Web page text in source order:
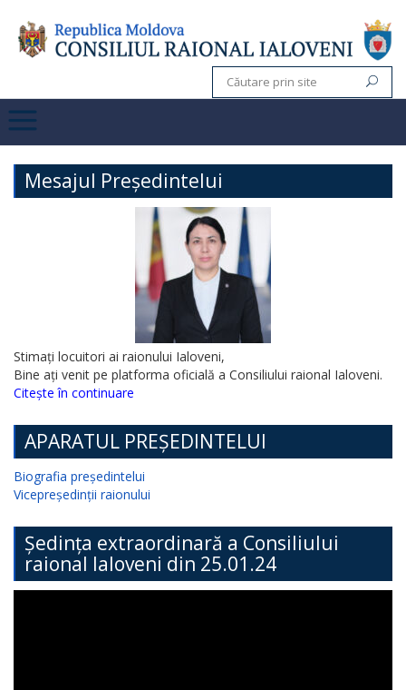
Mesajul Președintelui
Stimați locuitori ai raionului Ialoveni,
Bine ați venit pe platforma oficială a Consiliului raional Ialoveni.
Citește în continuare
APARATUL PREȘEDINTELUI
Biografia președintelui
Vicepreședinții raionului
Ședința extraordinară a Consiliului
raional Ialoveni din 25.01.24